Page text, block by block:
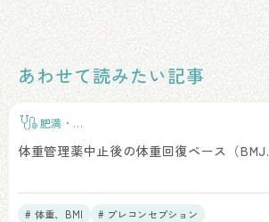
あわせて読みたい記事
肥満・
体重管理薬中止後の体重回復ペース（BMJ.
# 体重、BMI # プレコンセプション